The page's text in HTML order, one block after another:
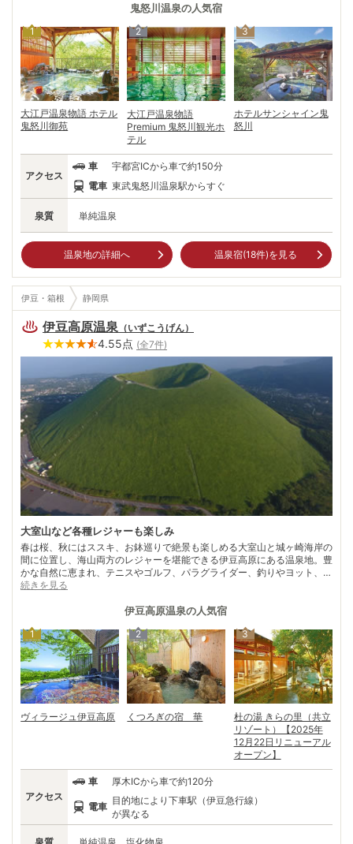
公園駅までの約2㎞の間に鬼怒川を挟んで両岸に大型ホテル・温泉旅館が
いの奇岩や断崖絶壁、生い茂る新緑や紅葉を見上げる迫力は圧巻。急流や
水しぶきなどスリル満点で、約40分間の船旅を船頭さんが愉しませてく
れる。
鬼怒川温泉の人気宿
1
大江戸温泉物語 ホテル
鬼怒川御苑
2
大江戸温泉物語
Premium 鬼怒川観光ホ
テル
3
ホテルサンシャイン鬼
怒川
泉質 単純温泉
アクセス
車
宇都宮ICから車で約150分
電車 東武鬼怒川温泉駅からすぐ
温泉地の詳細へ 温泉宿(18件)を見る
伊豆・箱根 静岡県
伊豆高原温泉 （いずこうげん）
4.55点 (全7件)
大室山など各種レジャーも楽しみ
春は桜、秋にはススキ、お鉢巡りで絶景も楽しめる大室山と城ヶ崎海岸の
間に位置し、海山両方のレジャーを堪能できる伊豆高原にある温泉地。豊
かな自然に恵まれ、テニスやゴルフ、パラグライダー、釣りやヨット、ス
キューバダイビングなど各種スポーツを満喫できるスポットが充実してい
食事も楽しみのひとつ。さらに個性的な美術館や博物館、ギャラリーなど
親しまれている。 毎年5月には、これらのアート施設を中心に周辺のペン
ション、ショップなども参加し、伊豆高原エリア全域で「伊豆高原アート
フェスティバル」が開催される。
続きを見る
伊豆高原温泉の人気宿
1
ヴィラージュ伊豆高原
2
くつろぎの宿 華
3
杜の湯 きらの里（共立
リゾート）【2025年
12月22日リニューアル
オープン】
アクセス
車 厚木ICから車で約120分
電車
目的地により下車駅（伊豆急行線）
が異なる